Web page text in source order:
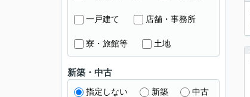
一戸建て 店舗・事務所
寮・旅館等 土地
新築・中古
指定しない 新築 中古